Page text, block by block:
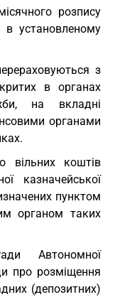
розпису
в установленому
з
в органах
на вкладні
органами
вільних коштів
казначейської
пунктом
органом таких
Автономної
про розміщення
(депозитних)